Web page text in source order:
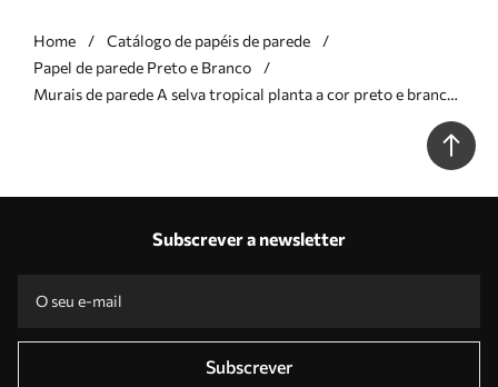
Home
Catálogo de papéis de parede
Papel de parede Preto e Branco
Murais de parede A selva tropical planta a cor preto e branco
Subscrever a newsletter
Subscrever